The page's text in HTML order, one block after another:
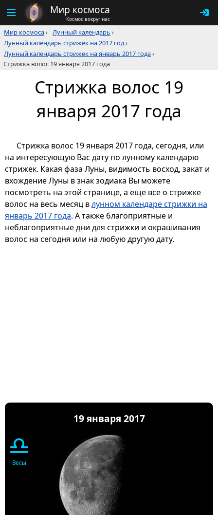
Мир космоса
Космос вокруг нас
Мир космоса› Лунный календарь ›
Лунный календарь стрижек на 2017 год›
Лунный календарь стрижек на январь 2017 года›
Стрижка волос 19 января 2017 года
Стрижка волос 19
января 2017 года
Стрижка волос 19 января 2017 года, сегодня, или
на интересующую Вас дату по лунному календарю
стрижек. Какая фаза Луны, видимость восход, закат и
вхождение Луны в знак зодиака Вы можете
посмотреть на этой странице, а еще все о стрижке
волос на весь месяц влунном календаре стрижки на
январь 2017 года. А также благоприятные и
неблагоприятные дни для стрижки и окрашивания
волос на сегодня или на любую другую дату.
19 января 2017
♎
Весы